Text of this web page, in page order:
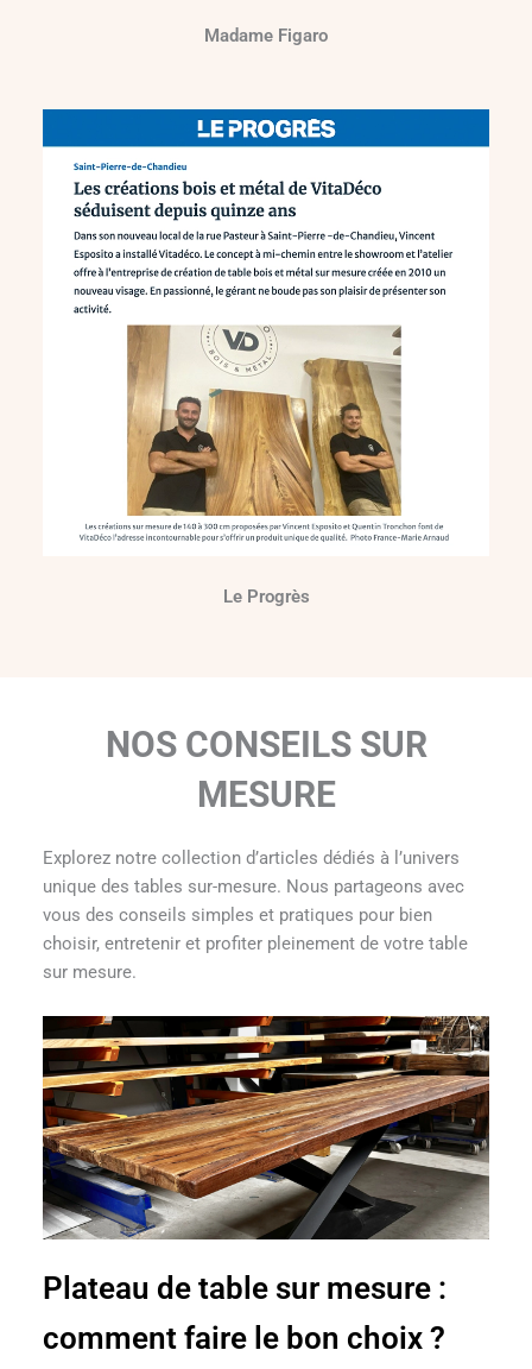
Madame Figaro
Le Progrès
NOS CONSEILS SUR
MESURE
Explorez notre collection d’articles dédiés à l’univers
unique des tables sur-mesure. Nous partageons avec
vous des conseils simples et pratiques pour bien
choisir, entretenir et profiter pleinement de votre table
sur mesure.
Plateau de table sur mesure :
comment faire le bon choix ?